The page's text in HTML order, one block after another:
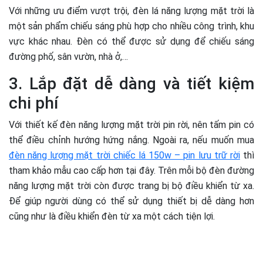
Với những ưu điểm vượt trội, đèn lá năng lượng mặt trời là
một sản phẩm chiếu sáng phù hợp cho nhiều công trình, khu
vực khác nhau. Đèn có thể được sử dụng để chiếu sáng
đường phố, sân vườn, nhà ở,…
3. Lắp đặt dễ dàng và tiết kiệm
chi phí
Với thiết kế đèn năng lượng mặt trời pin rời, nên tấm pin có
thể điều chỉnh hướng hứng nắng. Ngoài ra, nếu muốn mua
đèn năng lượng mặt trời chiếc lá 150w – pin lưu trữ rờithì
tham khảo mẫu cao cấp hơn tại đây. Trên mỗi bộ đèn đường
năng lượng mặt trời còn được trang bị bộ điều khiển từ xa.
Để giúp người dùng có thể sử dụng thiết bị dễ dàng hơn
cũng như là điều khiển đèn từ xa một cách tiện lợi.